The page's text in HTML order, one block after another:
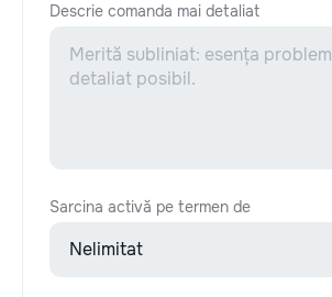
Descrie comanda mai detaliat
Sarcina activă pe termen de